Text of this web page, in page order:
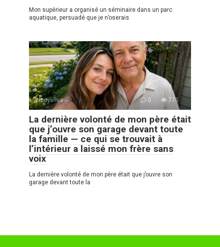
Mon supérieur a organisé un séminaire dans un parc
aquatique, persuadé que je n’oserais
Nouvelles 0 775
La dernière volonté de mon père était
que j’ouvre son garage devant toute
la famille — ce qui se trouvait à
l’intérieur a laissé mon frère sans
voix
La dernière volonté de mon père était que j’ouvre son
garage devant toute la